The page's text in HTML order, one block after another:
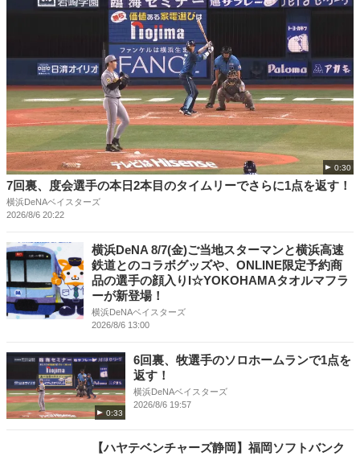
0:30
7回裏、度会選手の本日2本目のタイムリーでさらに1点を返す！
横浜DeNAベイスターズ
2026/8/6 20:22
横浜DeNA 8/7(金)ご当地スターマンと横浜高速
鉄道とのコラボグッズや、ONLINE限定予約商
品の選手の顔入りI☆YOKOHAMAタオルマフラ
ーが新登場！
横浜DeNAベイスターズ
2026/8/6 13:00
0:33
6回裏、牧選手のソロホームランで1点を
返す！
横浜DeNAベイスターズ
2026/8/6 19:57
【ハヤテベンチャーズ静岡】福岡ソフトバンク